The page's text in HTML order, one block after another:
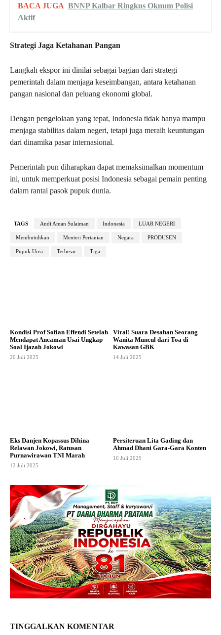
BACA JUGA BNNP Kalbar Ringkus Oknum Polisi
Aktif
Strategi Jaga Ketahanan Pangan
Langkah ekspor ini dinilai sebagai bagian dari strategi
pemerintah dalam menjaga keseimbangan, antara ketahanan
pangan nasional dan peluang ekonomi global.
Dengan pengelolaan yang tepat, Indonesia tidak hanya mampu
menjaga stabilitas dalam negeri, tetapi juga meraih keuntungan
dari dinamika pasar internasional.
Pemerintah pun diharapkan dapat memaksimalkan momentum
ini, untuk memperkuat posisi Indonesia sebagai pemain penting
dalam rantai pasok pupuk dunia.
TAGS Andi Aman Sulaiman Indonesia LUAR NEGERI
Membutuhkan Menteri Pertanian Negara PRODUSEN
Pupuk Urea Terbesar Tiga
Kondisi Prof Sofian Effendi Setelah
Mendapat Ancaman Usai Ungkap
Soal Ijazah Jokowi
20 Juli 2025
Viral! Suara Desahan Seorang
Wanita Muncul dari Toa di
Kawasan GBK
14 Juli 2025
Eks Danjen Kopassus Dihina
Relawan Jokowi, Ratusan
Purnawirawan TNI Marah
12 Juli 2025
Persiteruan Lita Gading dan
Ahmad Dhani Gara-Gara Konten
10 Juli 2025
TINGGALKAN KOMENTAR